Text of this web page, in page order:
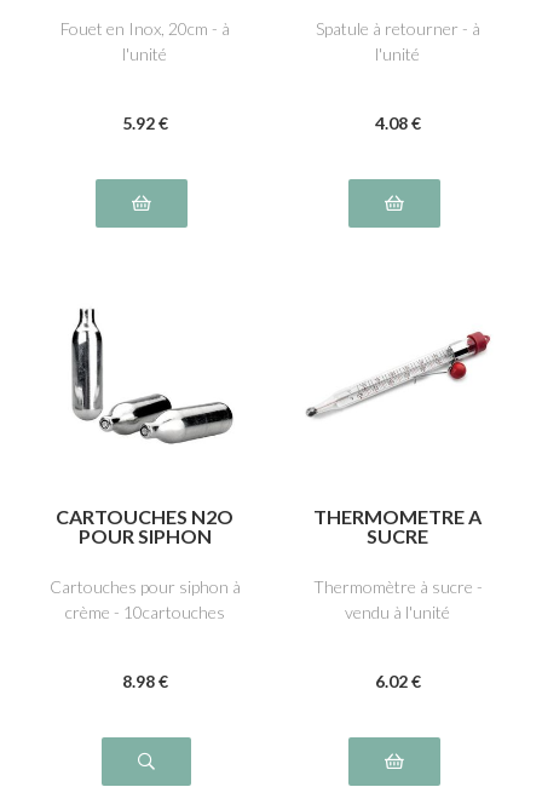
Fouet en Inox, 20cm - à
l'unité
5.92 €
Spatule à retourner - à
l'unité
4.08 €
CARTOUCHES N2O
POUR SIPHON
Cartouches pour siphon à
crème - 10cartouches
8.98 €
THERMOMETRE A
SUCRE
Thermomètre à sucre -
vendu à l'unité
6.02 €